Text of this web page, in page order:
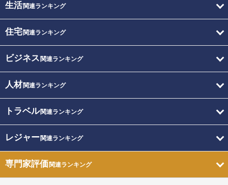
生活関連ランキング
住宅関連ランキング
ビジネス 関連ランキング
人材関連ランキング
トラベル関連ランキング
レジャー関連ランキング
専門家評価関連ランキング